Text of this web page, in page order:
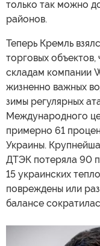
только так можно
районов.
Теперь Кремль
торговых
складам компании
жизненно важных
зимы регулярных
Международного
примерно 61
Украины.
ДТЭК потеряла 90
15 украинских
повреждены или
балансе